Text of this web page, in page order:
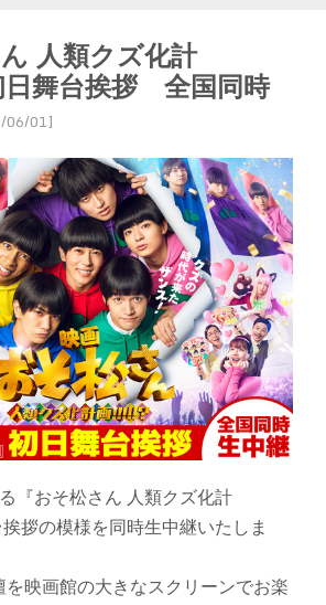
ん 人類クズ化計
舞台挨拶 全国同時
06/01]
『おそ松さん 人類クズ化計
拶の模様を同時生中継いたしま
を映画館の大きなスクリーンでお楽